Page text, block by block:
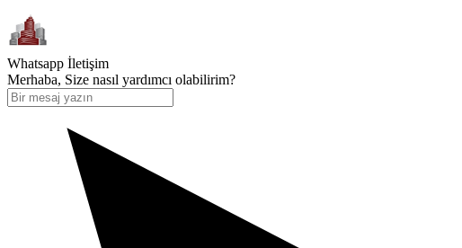
Whatsapp İletişim
Merhaba, Size nasıl yardımcı olabilirim?